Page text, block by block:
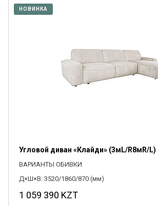
согласен на их
НОВИНКА
Угловой диван «Клайди» (3мL/R8мR/L)
ВАРИАНТЫ ОБИВКИ
Д×Ш×В: 3520/1860/870 (мм)
1 059 390 KZT